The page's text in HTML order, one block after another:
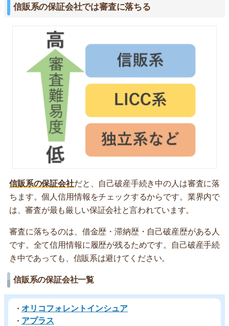
信販系の保証会社では審査に落ちる
信販系の保証会社だと、自己破産手続き中の人は審査に落
ちます。個人信用情報をチェックするからです。業界内で
は、審査が最も厳しい保証会社と言われています。
審査に落ちるのは、借金歴・滞納歴・自己破産歴がある人
です。全て信用情報に履歴が残るためです。自己破産手続
き中であっても、信販系は避けてください。
信販系の保証会社一覧
・ オリコフォレントインシュア
・ アプラス